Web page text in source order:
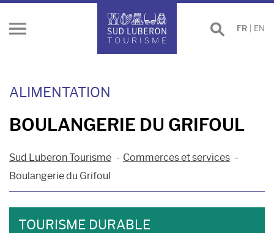
Ouvrir
Effectuer
une
FR EN
ALIMENTATION
BOULANGERIE DU GRIFOUL
Sud Luberon Tourisme
Commerces et services
Boulangerie du Grifoul
TOURISME DURABLE